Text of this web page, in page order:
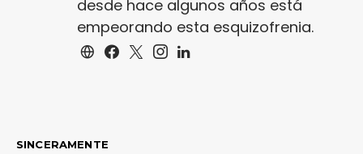
desde hace algunos años está
empeorando esta esquizofrenia.
SINCERAMENTE